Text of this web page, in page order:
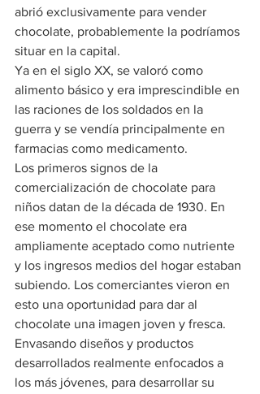
abrió exclusivamente para vender
chocolate, probablemente la podríamos
situar en la capital.
Ya en el siglo XX, se valoró como
alimento básico y era imprescindible en
las raciones de los soldados en la
guerra y se vendía principalmente en
farmacias como medicamento.
Los primeros signos de la
comercialización de chocolate para
niños datan de la década de 1930. En
ese momento el chocolate era
ampliamente aceptado como nutriente
y los ingresos medios del hogar estaban
subiendo. Los comerciantes vieron en
esto una oportunidad para dar al
chocolate una imagen joven y fresca.
Envasando diseños y productos
desarrollados realmente enfocados a
los más jóvenes, para desarrollar su